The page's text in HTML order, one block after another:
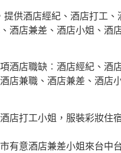
供酒店經紀、酒店打工、
酒店兼差、酒店小姐、酒
酒店職缺︰酒店經紀、酒
店兼職、酒店兼差、酒店
店打工小姐，服裝彩妝住
有意酒店兼差小姐來台中